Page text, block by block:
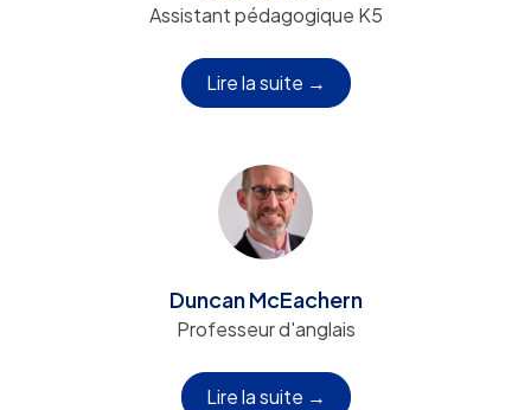
Assistant pédagogique K5
Lire la suite →
Duncan McEachern
Professeur d'anglais
Lire la suite →